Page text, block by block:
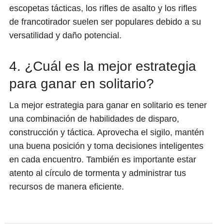
escopetas tácticas, los rifles de asalto y los rifles
de francotirador suelen ser populares debido a su
versatilidad y daño potencial.
4. ¿Cuál es la mejor estrategia
para ganar en solitario?
La mejor estrategia para ganar en solitario es tener
una combinación de habilidades de disparo,
construcción y táctica. Aprovecha el sigilo, mantén
una buena posición y toma decisiones inteligentes
en cada encuentro. También es importante estar
atento al círculo de tormenta y administrar tus
recursos de manera eficiente.